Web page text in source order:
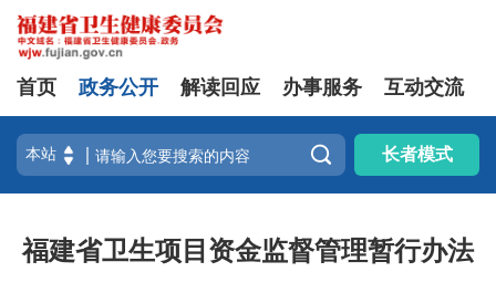
首页 政务公开 解读回应 办事服务 互动交流
 长者模式
福建省卫生项目资金监督管理暂行办法